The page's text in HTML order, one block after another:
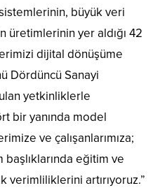
büyük veri
üretimlerinin yer aldığı 42
dijital dönüşüme
Dördüncü Sanayi
yetkinliklerle
bir yanında model
ve çalışanlarımıza;
eğitim ve
verimliliklerini artırıyoruz.”